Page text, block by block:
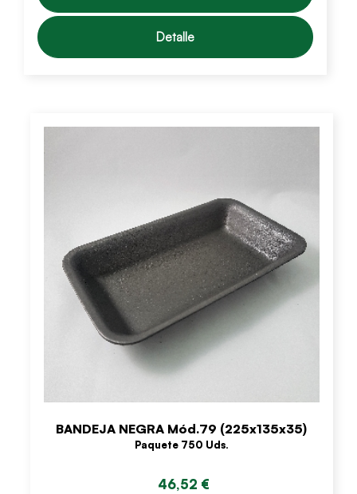
Detalle
BANDEJA NEGRA Mód.79 (225x135x35)
Paquete 750 Uds.
46,52 €